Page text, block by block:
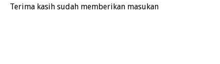
Terima kasih sudah memberikan masukan